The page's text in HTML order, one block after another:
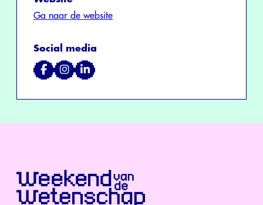
Ga naar de website
Social media